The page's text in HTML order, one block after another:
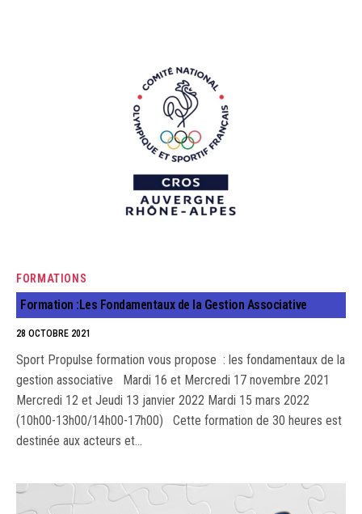
FORMATIONS
Formation :Les Fondamentaux de la Gestion Associative
28 OCTOBRE 2021
Sport Propulse formation vous propose : les fondamentaux de la
gestion associative Mardi 16 et Mercredi 17 novembre 2021
Mercredi 12 et Jeudi 13 janvier 2022 Mardi 15 mars 2022
(10h00-13h00/14h00-17h00) Cette formation de 30 heures est
destinée aux acteurs et…